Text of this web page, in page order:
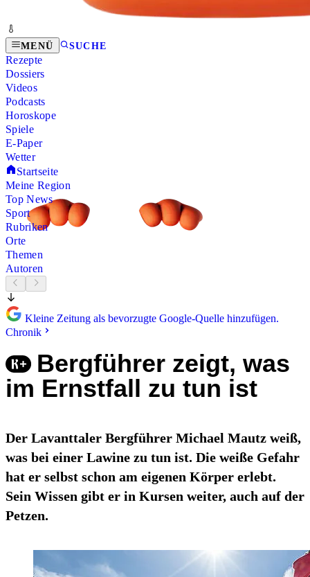
MENÜ SUCHE
Rezepte
Dossiers
Videos
Podcasts
Horoskope
Spiele
E-Paper
Wetter
Startseite
Meine Region
Top News
Sport
Rubriken
Orte
Themen
Autoren
Kleine Zeitung als bevorzugte Google-Quelle hinzufügen.
Chronik
Bergführer zeigt, was
im Ernstfall zu tun ist
Der Lavanttaler Bergführer Michael Mautz weiß,
was bei einer Lawine zu tun ist. Die weiße Gefahr
hat er selbst schon am eigenen Körper erlebt.
Sein Wissen gibt er in Kursen weiter, auch auf der
Petzen.